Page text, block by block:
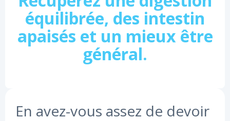
équilibrée, des intestin
apaisés et un mieux être
général.
En avez-vous assez de devoir